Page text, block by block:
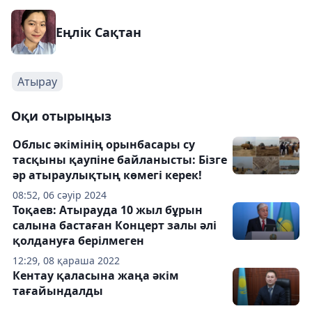
Еңлік Сақтан
Атырау
Оқи отырыңыз
08:52, 06 сәуір 2024
Облыс әкімінің орынбасары су
тасқыны қаупіне байланысты: Бізге
әр атыраулықтың көмегі керек!
12:29, 08 қараша 2022
Тоқаев: Атырауда 10 жыл бұрын
салына бастаған Концерт залы әлі
қолдануға берілмеген
Кентау қаласына жаңа әкім
тағайындалды